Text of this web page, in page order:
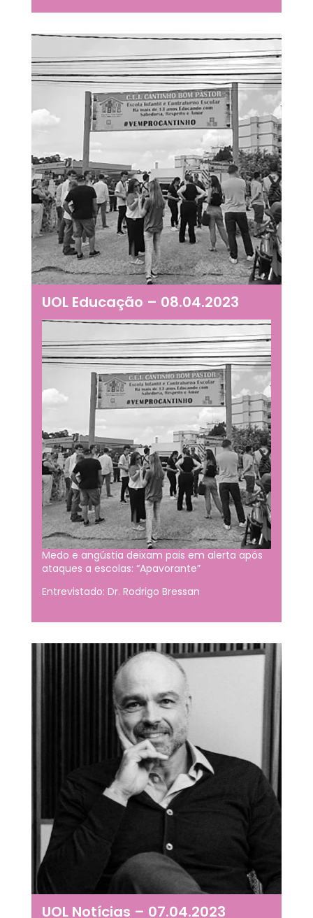
UOL Educação – 08.04.2023
Medo e angústia deixam pais em alerta após
ataques a escolas: “Apavorante”
Entrevistado: Dr. Rodrigo Bressan
UOL Notícias – 07.04.2023